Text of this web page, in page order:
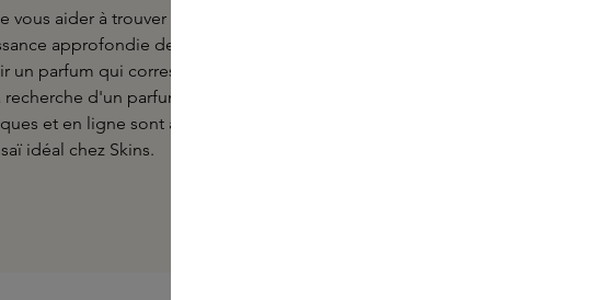
vous aider à trouver le parfum Frassaï qui vous
approfondie des notes de parfum et des
parfum qui correspond à vos préférences et à
d'un parfum pour une occasion spéciale
et en ligne sont à votre service. Laissez-vous
idéal chez Skins.